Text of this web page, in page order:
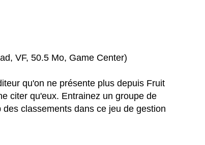
VF, 50.5 Mo, Game Center)
qu'on ne présente plus depuis Fruit
citer qu'eux. Entrainez un groupe de
classements dans ce jeu de gestion